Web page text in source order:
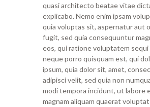
quasi architecto beatae vitae
explicabo. Nemo enim ipsam
quia voluptas sit, aspernatur aut
fugit, sed quia consequuntur
eos, qui ratione voluptatem
neque porro quisquam est, qui
ipsum, quia dolor sit, amet,
adipisci velit, sed quia non
modi tempora incidunt, ut labore
magnam aliquam quaerat